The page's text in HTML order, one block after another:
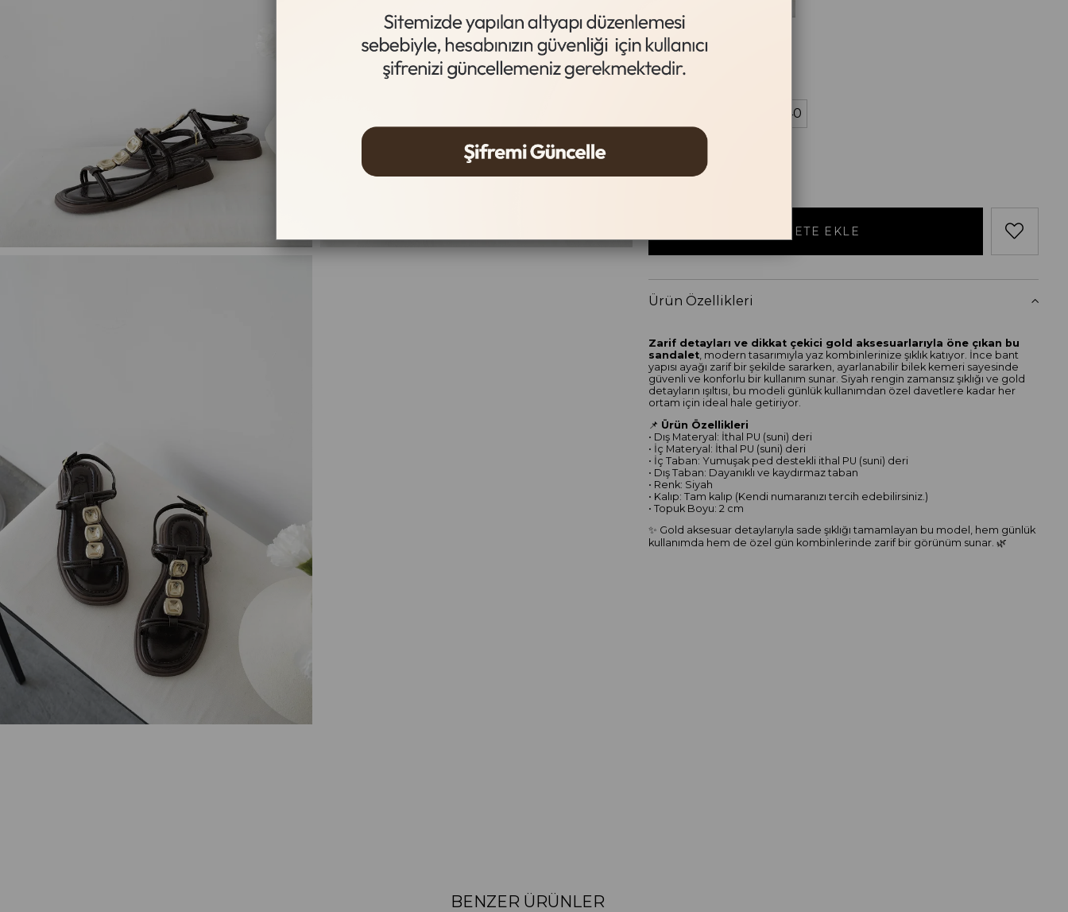
Siyah
Beden Tablosu
40
Ürün Özellikleri
Zarif detayları ve dikkat çekici gold aksesuarlarıyla öne çıkan bu
sandalet , modern tasarımıyla yaz kombinlerinize şıklık katıyor. İnce bant
yapısı ayağı zarif bir şekilde sararken, ayarlanabilir bilek kemeri sayesinde
güvenli ve konforlu bir kullanım sunar. Siyah rengin zamansız şıklığı ve gold
detayların ışıltısı, bu modeli günlük kullanımdan özel davetlere kadar her
ortam için ideal hale getiriyor.
📌 Ürün Özellikleri
• Dış Materyal: İthal PU (suni) deri
• İç Materyal: İthal PU (suni) deri
• İç Taban: Yumuşak ped destekli ithal PU (suni) deri
• Dış Taban: Dayanıklı ve kaydırmaz taban
• Renk: Siyah
• Kalıp: Tam kalıp (Kendi numaranızı tercih edebilirsiniz.)
• Topuk Boyu: 2 cm
✨ Gold aksesuar detaylarıyla sade şıklığı tamamlayan bu model, hem günlük
kullanımda hem de özel gün kombinlerinde zarif bir görünüm sunar. 🌿
BENZER ÜRÜNLER